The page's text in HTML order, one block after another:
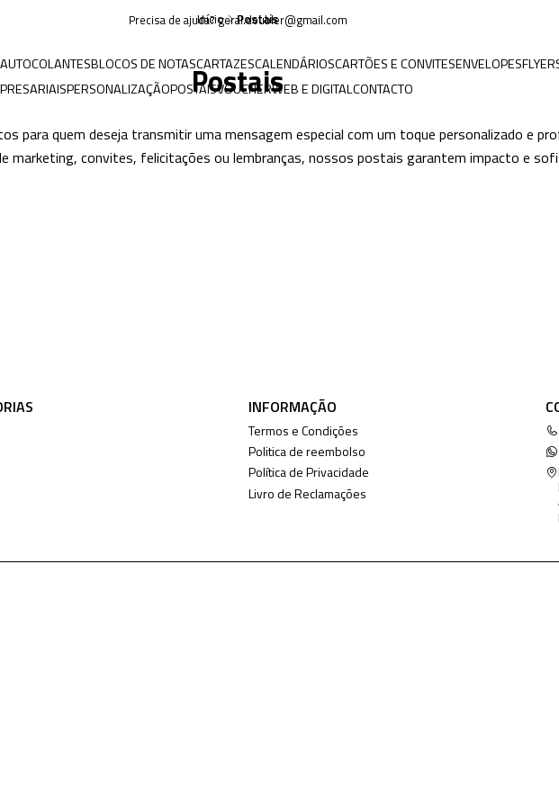
AUTOCOLANTESBLOCOS DE NOTASCARTAZESCALENDÁRIOSCARTÕES E CONVITESENVELOPES
PERSONALIZAÇÃOPOSTAISVOUCHERWEB E DIGITALCONTACTO
Precisa de ajuda? geral.doubler@gmail.com
Início Postais
Postais
para quem deseja transmitir uma mensagem especial com um toque personalizado e
marketing, convites, felicitações ou lembranças, nossos postais garantem impacto e
INFORMAÇÃO
Termos e Condições
Politica de reembolso
Política de Privacidade
Livro de Reclamações